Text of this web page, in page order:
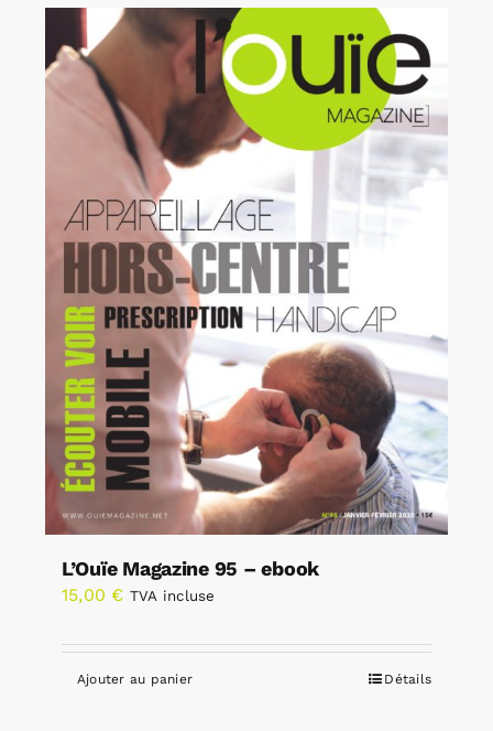
L’Ouïe Magazine 95 – ebook
15,00 € TVA incluse
Ajouter au panier Détails